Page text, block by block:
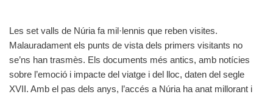
Les set valls de Núria fa mil·lennis que reben visites.
Malauradament els punts de vista dels primers visitants no
se’ns han trasmès. Els documents més antics, amb notícies
sobre l’emoció i impacte del viatge i del lloc, daten del segle
XVII. Amb el pas dels anys, l’accés a Núria ha anat millorant i